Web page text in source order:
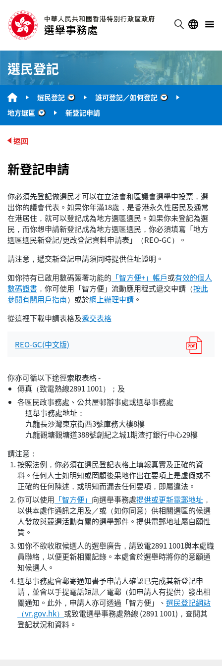
選民登記
選民登記 “選民登記”誰可登記／如何登記 “誰可登記／如
地方選區
“地方選區”新登記申請
返回
新登記申請
你必須先登記做選民才可以在立法會和區議會選舉中投票，選
出你的議會代表。如果你年滿18歲，是香港永久性居民及通常
在港居住，就可以登記成為地方選區選民。如果你未登記為選
民，而你想申請新登記成為地方選區選民，你必須填寫「地方
選區選民新登記/更改登記資料申請表」（REO-GC）。
請注意，遞交新登記申請須同時提供住址證明。
如你持有已啟用數碼簽署功能的 「智方便+」帳戶或有效的個人
數碼證書 ，你可使用「智方便」流動應用程式遞交申請（按此
參閱有關用戶指南）或於網上辦理申請 。
從這裡下載申請表格及遞交表格
REO-GC(中文版)
你亦可循以下途徑索取表格 -
傳真（致電熱線2891 1001）；及
各區民政事務處、公共屋邨辦事處或選舉事務處
選舉事務處地址：
九龍長沙灣東京街西3號庫務大樓8樓
九龍觀塘觀塘道388號創紀之城1期渣打銀行中心29樓
請注意：
按照法例，你必須在選民登記表格上填報真實及正確的資
料。任何人士如明知或罔顧後果地作出在要項上是虛假或不
正確的任何陳述，或明知而漏去任何要項，即屬違法。
你可以使用 「智方便」 向選舉事務處提供或更新電郵地址 ，
以供本處作通訊之用及／或（如你同意）供相關選區的候選
人發放與競選活動有關的選舉郵件。提供電郵地址屬自願性
質。
如你不欲收取候選人的選舉廣告，請致電2891 1001與本處職
員聯絡，以便更新相關記錄。本處會於選舉時將你的意願通
知候選人。
選舉事務處會郵寄通知書予申請人確認已完成其新登記申
請，並會以手提電話短訊／電郵（如申請人有提供）發出相
關通知。此外，申請人亦可透過「智方便」、 選民登記網站
（vr.gov.hk） 或致電選舉事務處熱線 (2891 1001)，查閱其
登記狀況和資料。